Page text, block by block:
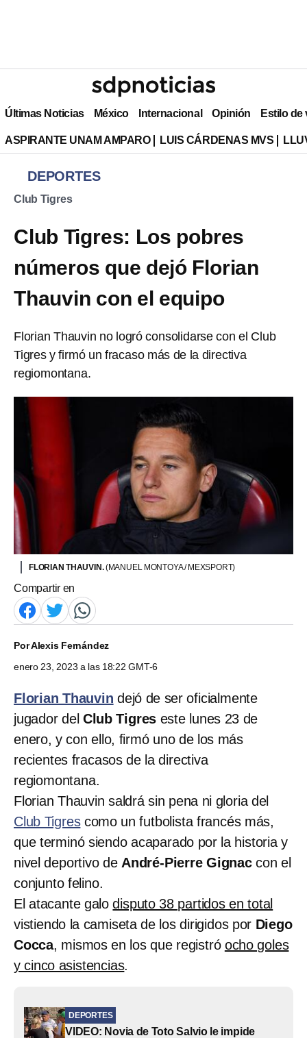
Últimas Noticias México Internacional Opinión Estilo de
ASPIRANTE UNAM AMPARO LUIS CÁRDENAS MVS
DEPORTES
Club Tigres
Club Tigres: Los pobres
números que dejó Florian
Thauvin con el equipo
Florian Thauvin no logró consolidarse con el Club
Tigres y firmó un fracaso más de la directiva
regiomontana.
FLORIAN THAUVIN.(MANUEL MONTOYA / MEXSPORT)
Compartir en
PorAlexis Fernández
enero 23, 2023 a las 18:22 GMT-6
Florian Thauvin dejó de ser oficialmente
jugador del Club Tigres este lunes 23 de
enero, y con ello, firmó uno de los más
recientes fracasos de la directiva
regiomontana.
Florian Thauvin saldrá sin pena ni gloria del
Club Tigrescomo un futbolista francés más,
que terminó siendo acaparado por la historia y
nivel deportivo de André-Pierre Gignaccon el
conjunto felino.
El atacante galodisputo 38 partidos en total
vistiendo la camiseta de los dirigidos por Diego
Cocca, mismos en los que registró ocho goles
y cinco asistencias.
DEPORTES
VIDEO: Novia de Toto Salvio le impide